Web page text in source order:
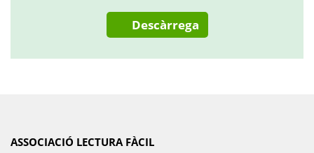
Descàrrega
ASSOCIACIÓ LECTURA FÀCIL